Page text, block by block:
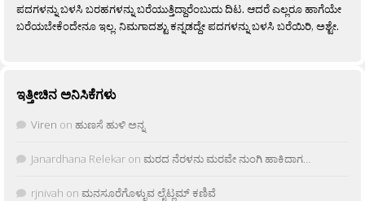
ಪದಗಳನ್ನು ಬಳಸಿ ಬರಹಗಳನ್ನು ಬರೆಯುತ್ತಿದ್ದಾರೆಂಬುದು ದಿಟ. ಆದರೆ ಎಲ್ಲರೂ ಹಾಗೆಯೇ
ಬರೆಯಬೇಕೆಂದೇನೂ ಇಲ್ಲ. ನಿಮಗಾದಶ್ಟು ಕನ್ನಡದ್ದೇ ಪದಗಳನ್ನು ಬಳಸಿ ಬರೆಯಿರಿ, ಅಶ್ಟೇ.
ಇತ್ತೀಚಿನ ಅನಿಸಿಕೆಗಳು
Viren on ಹುಣಸೆ ಹುಳಿ ಅನ್ನ
Janardhana Relekar on ಮರದ ನೆರಳನು ಮರವೇ ನುಂಗಿ ಹಾಕಿದಾಗ…
rjnivah on ಮನಸೂರೆಗೊಳ್ಳುವ ಲೈಟ್ಲಮ್ ಕಣಿವೆ